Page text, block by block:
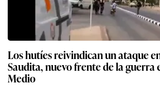
Los hutíes reivindican un ataque
Saudita, nuevo frente de la guerra
Medio